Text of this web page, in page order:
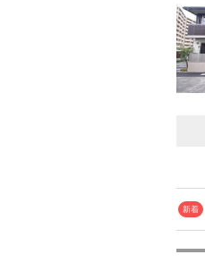
新着